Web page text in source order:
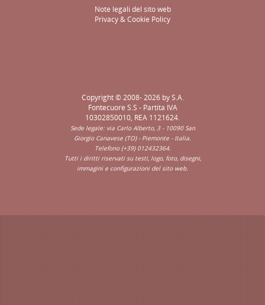
Note legali del sito web
Privacy & Cookie Policy
Copyright © 2008- 2026 by S.A.
Fontecuore S.S - Partita IVA
10302850010, REA 1121624.
Sede legale: via Carlo Alberto, 3 - 10090 San
Giorgio Canavese (TO) - Piemonte - Italia.
Telefono (+39) 012432364.
Tutti i diritti riservati su testi, logo, foto, disegni,
immagini e configurazioni del sito web.